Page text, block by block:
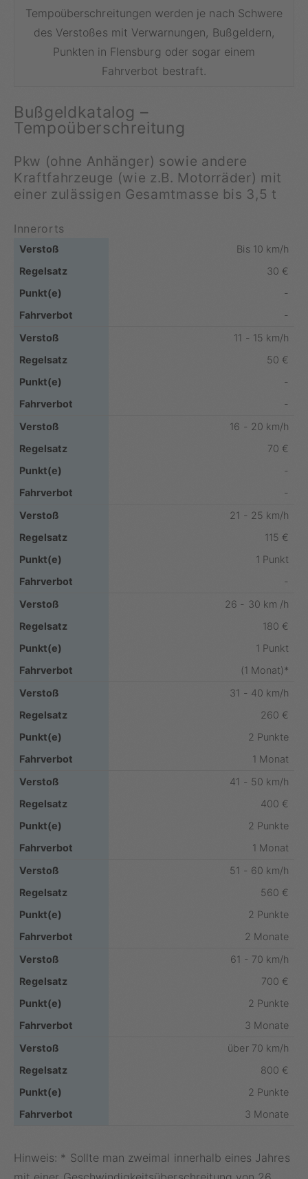
Tempoüberschreitungen werden je nach Schwere
des Verstoßes mit Verwarnungen, Bußgeldern,
Punkten in Flensburg oder sogar einem
Fahrverbot bestraft.
Bußgeldkatalog –
Tempoüberschreitung
Pkw (ohne Anhänger) sowie andere
Kraftfahrzeuge (wie z.B. Motorräder) mit
einer zulässigen Gesamtmasse bis 3,5 t
Innerorts
Bis 10 km/h
30 €
-
-
11 - 15 km/h
50 €
-
-
16 - 20 km/h
70 €
-
-
21 - 25 km/h
115 €
1 Punkt
-
26 - 30 km /h
180 €
1 Punkt
(1 Monat)*
31 - 40 km/h
260 €
2 Punkte
1 Monat
41 - 50 km/h
400 €
2 Punkte
1 Monat
51 - 60 km/h
560 €
2 Punkte
2 Monate
61 - 70 km/h
700 €
2 Punkte
3 Monate
über 70 km/h
800 €
2 Punkte
3 Monate
Hinweis: * Sollte man zweimal innerhalb eines Jahres